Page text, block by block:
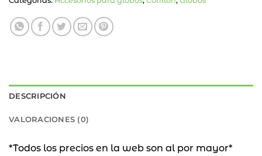
DESCRIPCIÓN
VALORACIONES (0)
*Todos los precios en la web son al por mayor*